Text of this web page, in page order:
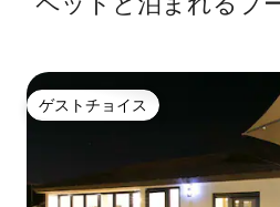
ゲストチョイス
ゲストチョイス